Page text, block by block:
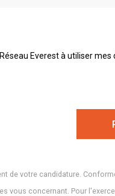
Everest à utiliser
de votre candidature.
vous concernant. Pour